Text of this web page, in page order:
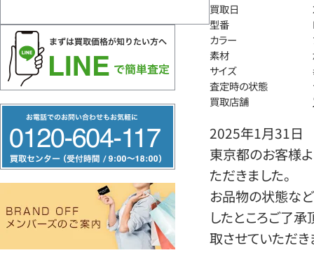
リ
ー
ヤ
買取日
型番
カラー
素材
サイズ
査定時の状態
買取店舗
2025年1月31日
東京都のお客様
ただきました。
お品物の状態など
したところご了
取させていただき